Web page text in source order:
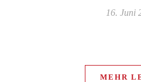
16. Juni
MEHR